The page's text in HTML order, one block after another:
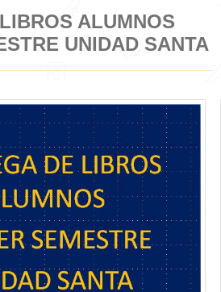
de
ALUMNOS
UNIDAD SANTA